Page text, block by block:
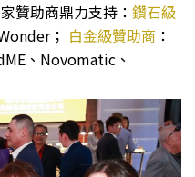
贊助商鼎力支持： 鑽石級
； 白金級贊助商 ：
、Novomatic、